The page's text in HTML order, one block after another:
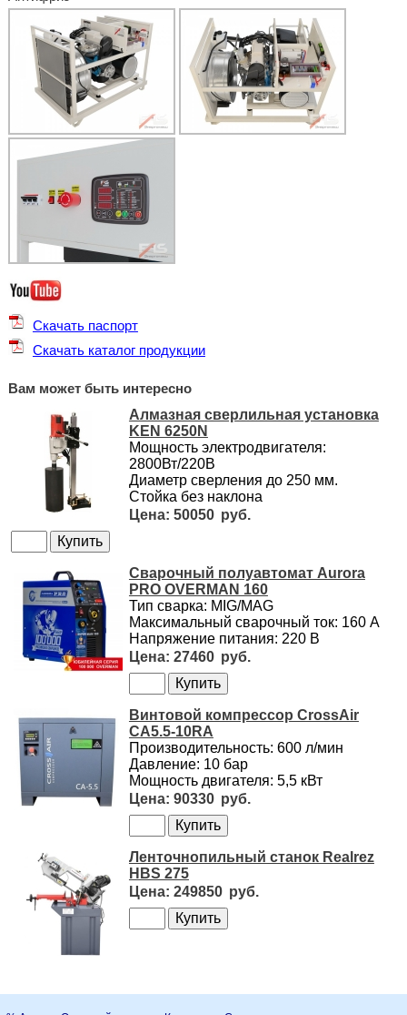
Скачать паспорт
Скачать каталог продукции
Вам может быть интересно
Алмазная сверлильная установка
KEN 6250N
Мощность электродвигателя:
2800Вт/220В
Диаметр сверления до 250 мм.
Стойка без наклона
50050
Сварочный полуавтомат Aurora
PRO OVERMAN 160
Тип сварка: MIG/MAG
Максимальный сварочный ток: 160 А
Напряжение питания: 220 В
27460
Винтовой компрессор CrossAir
CA5.5-10RA
Производительность: 600 л/мин
Давление: 10 бар
Мощность двигателя: 5,5 кВт
90330
Ленточнопильный станок Realrez
HBS 275
249850